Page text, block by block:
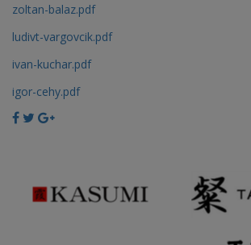
zoltan-balaz.pdf
ludivt-vargovcik.pdf
ivan-kuchar.pdf
igor-cehy.pdf